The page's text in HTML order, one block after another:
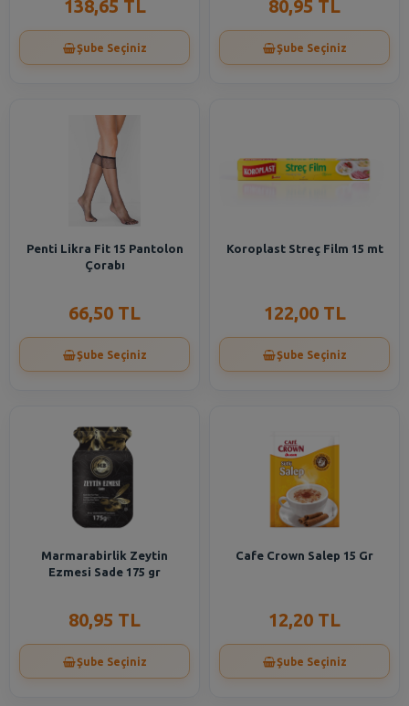
138,65 TL
Şube Seçiniz
80,95 TL
Şube Seçiniz
Penti Likra Fit 15 Pantolon
Çorabı
66,50 TL
Şube Seçiniz
Koroplast Streç Film 15 mt
122,00 TL
Şube Seçiniz
Marmarabirlik Zeytin
Ezmesi Sade 175 gr
80,95 TL
Şube Seçiniz
Cafe Crown Salep 15 Gr
12,20 TL
Şube Seçiniz